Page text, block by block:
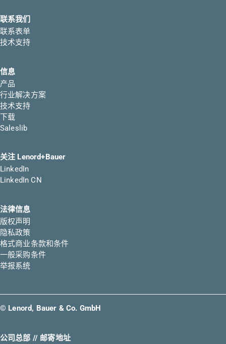
联系我们
联系表单
技术支持
信息
产品
行业解决方案
技术支持
下载
Saleslib
关注 Lenord+Bauer
LinkedIn
LinkedIn CN
法律信息
版权声明
隐私政策
格式商业条款和条件
一般采购条件
举报系统
© Lenord, Bauer & Co. GmbH
公司总部 // 邮寄地址